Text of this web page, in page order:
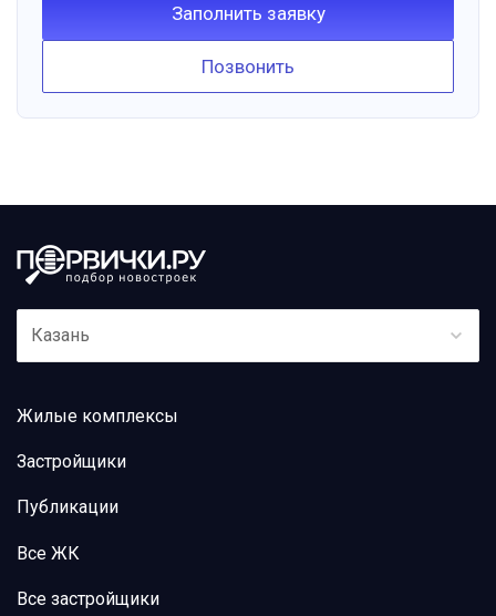
Заполнить заявку
Позвонить
Казань
Жилые комплексы
Застройщики
Публикации
Все ЖК
Все застройщики